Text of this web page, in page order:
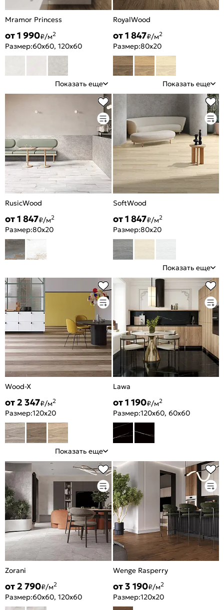
Mramor Princess
от 1 990₽/м2
Размер:60x60, 120x60
Показать еще
RoyalWood
от 1 847₽/м2
Размер:80x20
Показать еще
RusicWood
от 1 847₽/м2
Размер:80x20
SoftWood
от 1 847₽/м2
Размер:80x20
Показать еще
Wood-X
от 2 347₽/м2
Размер:120x20
Показать еще
Lawa
от 1 190₽/м2
Размер:120x60, 60x60
Zorani
от 2 790₽/м2
Размер:60x60, 120x60
Wenge Rasperry
от 3 190₽/м2
Размер:120x20